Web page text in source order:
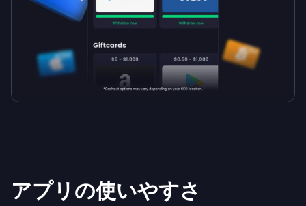
アプリの使いやすさ